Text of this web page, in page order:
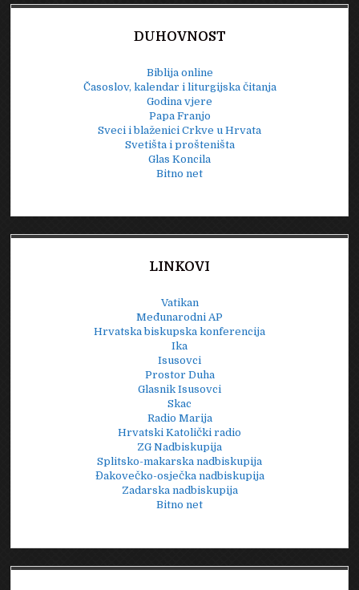
DUHOVNOST
Biblija online
Časoslov, kalendar i liturgijska čitanja
Godina vjere
Papa Franjo
Sveci i blaženici Crkve u Hrvata
Svetišta i prošteništa
Glas Koncila
Bitno net
LINKOVI
Vatikan
Međunarodni AP
Hrvatska biskupska konferencija
Ika
Isusovci
Prostor Duha
Glasnik Isusovci
Skac
Radio Marija
Hrvatski Katolički radio
ZG Nadbiskupija
Splitsko-makarska nadbiskupija
Đakovečko-osječka nadbiskupija
Zadarska nadbiskupija
Bitno net